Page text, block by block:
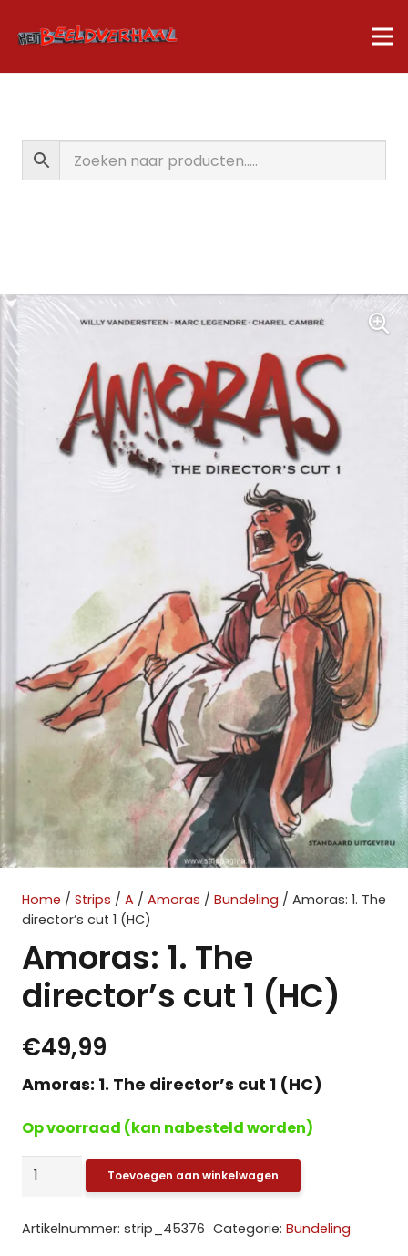
Home / Strips / A / Amoras / Bundeling / Amoras: 1. The
director’s cut 1 (HC)
Amoras: 1. The
director’s cut 1 (HC)
€49,99
Amoras: 1. The director’s cut 1 (HC)
Op voorraad (kan nabesteld worden)
Amoras:
The
Toevoegen aan winkelwagen
Artikelnummer: strip_45376 Categorie: Bundeling